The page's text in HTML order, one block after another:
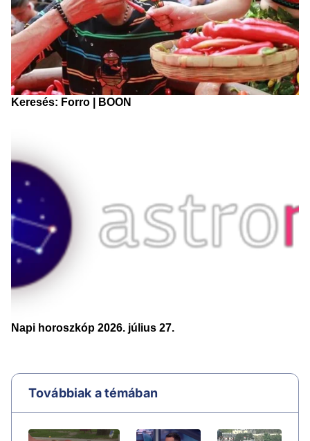
Továbbiak a témában